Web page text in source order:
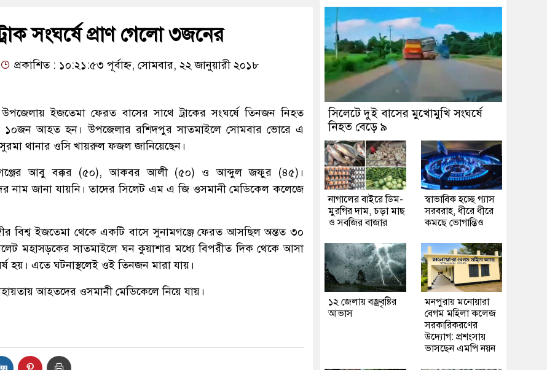
সংঘর্ষে প্রাণ গেলো ৩জনের
প্রকাশিত : ১০:২১:৫৩ পূর্বাহ্ন, সোমবার, ২২ জানুয়ারী ২০১৮
উপজেলায় ইজতেমা ফেরত বাসের সাথে ট্রাকের সংঘর্ষে তিনজন নিহত
আহত হন। উপজেলার রশিদপুর সাতমাইলে সোমবার ভোরে এ
সুরমা থানার ওসি খায়রুল ফজল জানিয়েছেন।
আবু বক্কর (৫০), আকবর আলী (৫০) ও আব্দুল জফুর (৪৫)।
নাম জানা যায়নি। তাদের সিলেট এম এ জি ওসমানী মেডিকেল কলেজে
বিশ্ব ইজতেমা থেকে একটি বাসে সুনামগঞ্জে ফেরত আসছিল অন্তত ৩০
মহাসড়কের সাতমাইলে ঘন কুয়াশার মধ্যে বিপরীত দিক থেকে আসা
হয়। এতে ঘটনাস্থলেই ওই তিনজন মারা যায়।
আহতদের ওসমানী মেডিকেলে নিয়ে যায়।
সিলেটে দুই বাসের মুখোমুখি সংঘর্ষে
নিহত বেড়ে ৯
নাগালের বাইরে ডিম-
মুরগির দাম, চড়া মাছ
ও সবজির বাজার
স্বাভাবিক হচ্ছে গ্যাস
সরবরাহ, ধীরে ধীরে
কমছে ভোগান্তিও
১২ জেলায় বজ্রবৃষ্টির
আভাস
মনপুরায় মনোয়ারা
বেগম মহিলা কলেজ
সরকারিকরণের
উদ্যোগ: প্রশংসায়
ভাসছেন এমপি নয়ন